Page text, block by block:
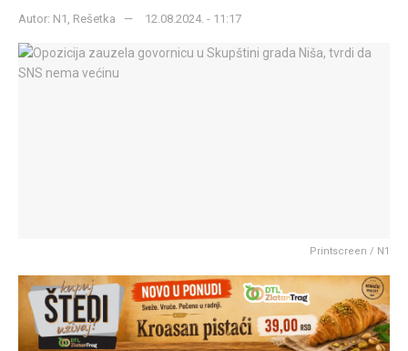
Autor: N1, Rešetka 12.08.2024. - 11:17
Printscreen / N1